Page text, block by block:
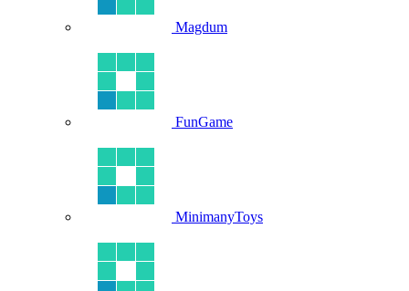
Magdum
FunGame
MinimanyToys